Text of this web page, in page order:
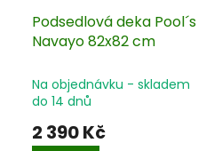
Podsedlová deka Pool´s
Navayo 82x82 cm
Na objednávku - skladem
do 14 dnů
2 390 Kč